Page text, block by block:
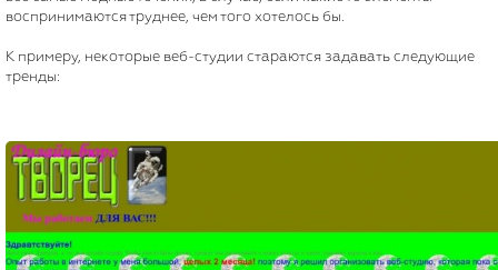
воспринимаются труднее, чем того хотелось бы.
К примеру, некоторые веб-студии стараются задавать следующие
тренды: